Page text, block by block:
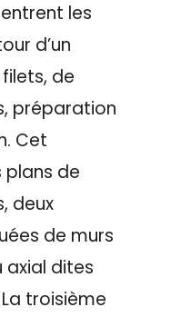
les
d’un
de
préparation
Cet
de
deux
de murs
dites
troisième